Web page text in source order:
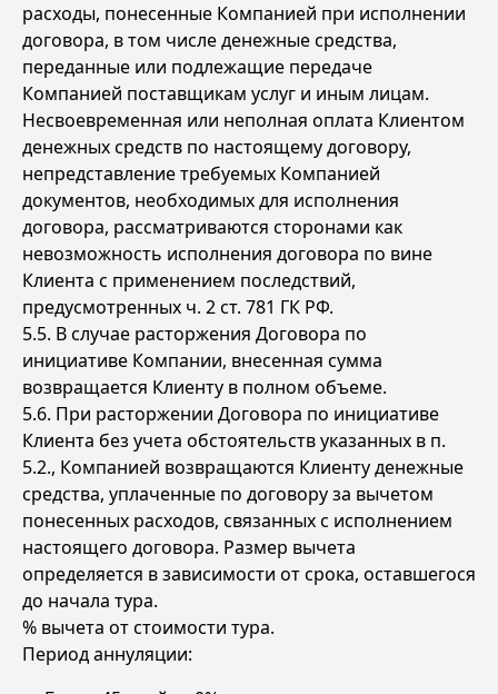
расходы, понесенные Компанией при исполнении
договора, в том числе денежные средства,
переданные или подлежащие передаче
Компанией поставщикам услуг и иным лицам.
Несвоевременная или неполная оплата Клиентом
денежных средств по настоящему договору,
непредставление требуемых Компанией
документов, необходимых для исполнения
договора, рассматриваются сторонами как
невозможность исполнения договора по вине
Клиента с применением последствий,
предусмотренных ч. 2 ст. 781 ГК РФ.
5.5. В случае расторжения Договора по
инициативе Компании, внесенная сумма
возвращается Клиенту в полном объеме.
5.6. При расторжении Договора по инициативе
Клиента без учета обстоятельств указанных в п.
5.2., Компанией возвращаются Клиенту денежные
средства, уплаченные по договору за вычетом
понесенных расходов, связанных с исполнением
настоящего договора. Размер вычета
определяется в зависимости от срока, оставшегося
до начала тура.
% вычета от стоимости тура.
Период аннуляции: